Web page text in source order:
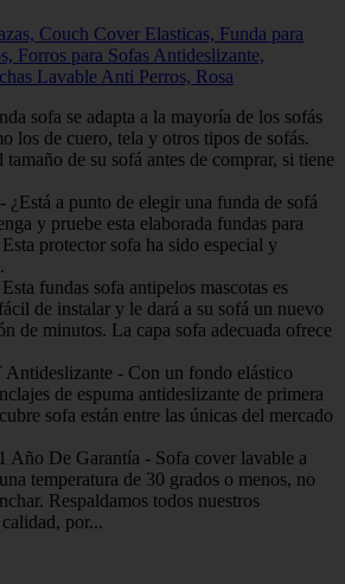
Couch Cover Elasticas, Funda para
Forros para Sofas Antideslizante,
Lavable Anti Perros, Rosa
sofa se adapta a la mayoría de los sofás
los de cuero, tela y otros tipos de sofás.
tamaño de su sofá antes de comprar, si tiene
¿Está a punto de elegir una funda de sofá
y pruebe esta elaborada fundas para
protector sofa ha sido especial y
fundas sofa antipelos mascotas es
de instalar y le dará a su sofá un nuevo
de minutos. La capa sofa adecuada ofrece
Antideslizante - Con un fondo elástico
de espuma antideslizante de primera
sofa están entre las únicas del mercado
Año De Garantía - Sofa cover lavable a
temperatura de 30 grados o menos, no
Respaldamos todos nuestros
por...